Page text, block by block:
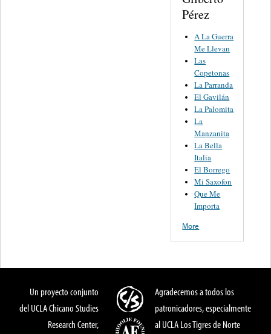
Pérez
A La Guerra
Me Llevan
Las
Copetonas
La Parranda
El Gavilán
La Palomita
La
Manzanita
La Bella
Italia
El Borrego
Mi Saxofon
Que Me
Importa
More
Un proyecto conjunto
del UCLA Chicano Studies
Research Center,
Agradecemos a todos los
patronicadores, especialmente
al UCLA Los Tigres de Norte